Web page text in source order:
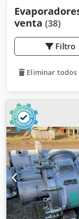
venta (38)
Filtro
Eliminar